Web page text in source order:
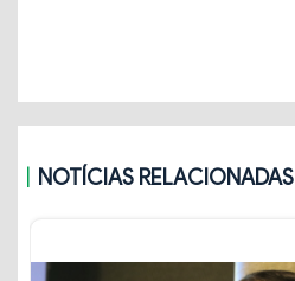
NOTÍCIAS RELACIONADAS